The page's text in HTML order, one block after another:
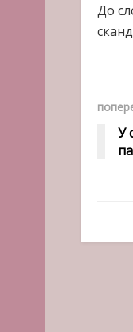
До
У